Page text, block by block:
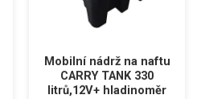
Mobilní nádrž na naftu
CARRY TANK 330
litrů,12V+ hladinoměr